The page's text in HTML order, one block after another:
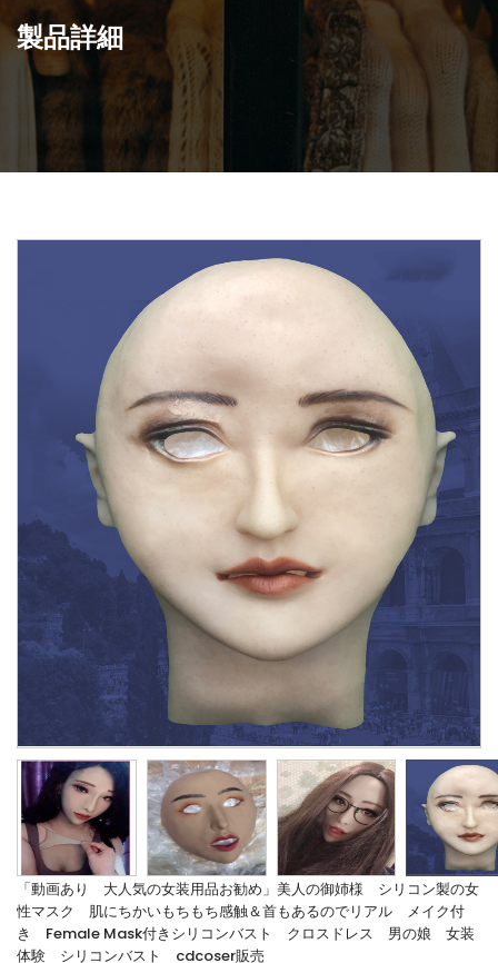
製品詳細
「動画あり 大人気の女装用品お勧め」美人の御姉様 シリコン製の女
性マスク 肌にちかいもちもち感触＆首もあるのでリアル メイク付
き Female Mask付きシリコンバスト クロスドレス 男の娘 女装
体験 シリコンバスト cdcoser販売